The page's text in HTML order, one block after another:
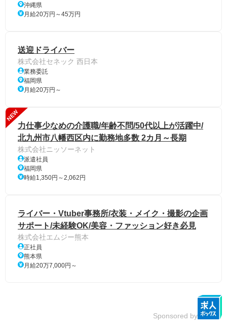
沖縄県
月給20万円～45万円
送迎ドライバー
株式会社セネック 西日本
業務委託
福岡県
月給20万円～
NEW
力仕事少なめの介護職/年齢不問/50代以上が活躍中/
北九州市八幡西区内に勤務地多数 2カ月～長期
株式会社ニッソーネット
派遣社員
福岡県
時給1,350円～2,062円
ライバー・Vtuber事務所/衣装・メイク・撮影の企画
サポート/未経験OK/美容・ファッション好き必見
株式会社エムジー熊本
正社員
熊本県
月給20万7,000円～
Sponsored by